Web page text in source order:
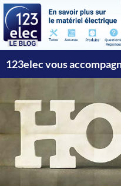
CONTENU